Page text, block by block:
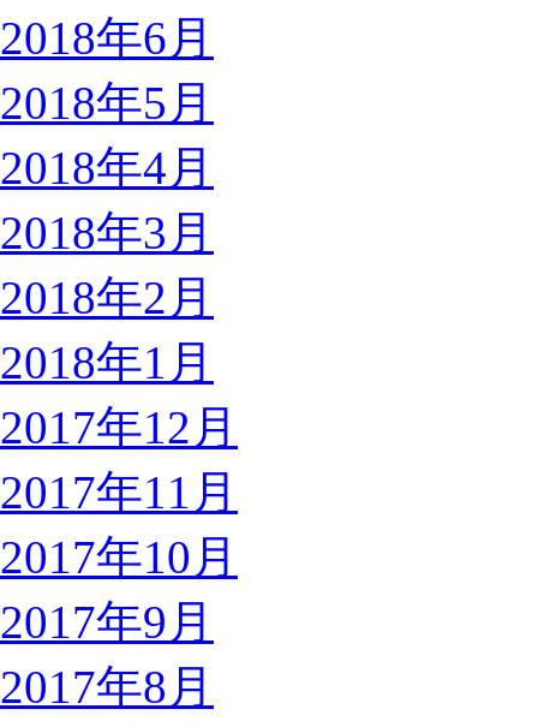
2018年6月
2018年5月
2018年4月
2018年3月
2018年2月
2018年1月
2017年12月
2017年11月
2017年10月
2017年9月
2017年8月